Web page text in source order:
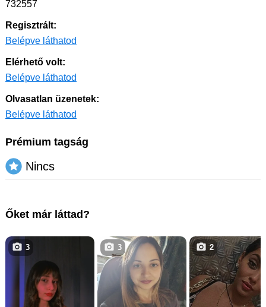
732557
Regisztrált:
Belépve láthatod
Elérhető volt:
Belépve láthatod
Olvasatlan üzenetek:
Belépve láthatod
Prémium tagság
Nincs
Őket már láttad?
3 3 2